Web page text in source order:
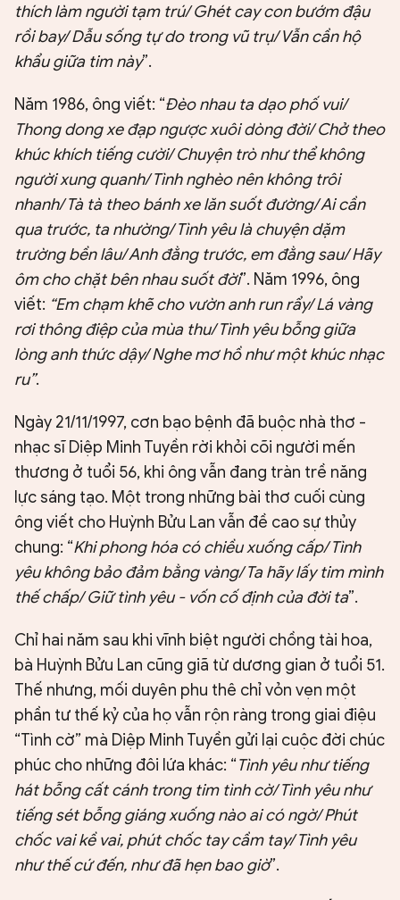
thích làm người tạm trú/ Ghét cay con bướm đậu
rồi bay/ Dẫu sống tự do trong vũ trụ/ Vẫn cần hộ
khẩu giữa tim này”.
Năm 1986, ông viết: “Đèo nhau ta dạo phố vui/
Thong dong xe đạp ngược xuôi dòng đời/ Chở theo
khúc khích tiếng cười/ Chuyện trò như thể không
người xung quanh/ Tình nghèo nên không trôi
nhanh/ Tà tà theo bánh xe lăn suốt đường/ Ai cần
qua trước, ta nhường/ Tình yêu là chuyện dặm
trường bền lâu/ Anh đằng trước, em đằng sau/ Hãy
ôm cho chặt bên nhau suốt đời”. Năm 1996, ông
viết: “Em chạm khẽ cho vườn anh run rẩy/ Lá vàng
rơi thông điệp của mùa thu/ Tình yêu bỗng giữa
lòng anh thức dậy/ Nghe mơ hồ như một khúc nhạc
ru”.
Ngày 21/11/1997, cơn bạo bệnh đã buộc nhà thơ -
nhạc sĩ Diệp Minh Tuyền rời khỏi cõi người mến
thương ở tuổi 56, khi ông vẫn đang tràn trề năng
lực sáng tạo. Một trong những bài thơ cuối cùng
ông viết cho Huỳnh Bửu Lan vẫn đề cao sự thủy
chung: “Khi phong hóa có chiều xuống cấp/ Tình
yêu không bảo đảm bằng vàng/ Ta hãy lấy tim mình
thế chấp/ Giữ tình yêu - vốn cố định của đời ta”.
Chỉ hai năm sau khi vĩnh biệt người chồng tài hoa,
bà Huỳnh Bửu Lan cũng giã từ dương gian ở tuổi 51.
Thế nhưng, mối duyên phu thê chỉ vỏn vẹn một
phần tư thế kỷ của họ vẫn rộn ràng trong giai điệu
“Tình cờ” mà Diệp Minh Tuyền gửi lại cuộc đời chúc
phúc cho những đôi lứa khác: “Tình yêu như tiếng
hát bỗng cất cánh trong tim tình cờ/ Tình yêu như
tiếng sét bỗng giáng xuống nào ai có ngờ/ Phút
chốc vai kề vai, phút chốc tay cầm tay/ Tình yêu
như thế cứ đến, như đã hẹn bao giờ”.